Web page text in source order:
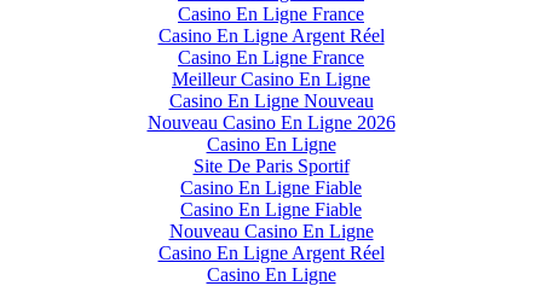
Casino En Ligne France
Casino En Ligne Argent Réel
Casino En Ligne France
Meilleur Casino En Ligne
Casino En Ligne Nouveau
Nouveau Casino En Ligne 2026
Casino En Ligne
Site De Paris Sportif
Casino En Ligne Fiable
Casino En Ligne Fiable
Nouveau Casino En Ligne
Casino En Ligne Argent Réel
Casino En Ligne